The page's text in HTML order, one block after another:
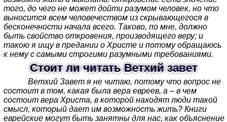
того, до чего не может дойти разумом человек, но что
выносится всем человечеством из скрывающегося в
бесконечности начала всего. Таково, по мне, должно
быть свойство откровения, производящего веру; и
такою я ищу в предании о Христе и потому обращаюсь
к нему с самыми строгими разумными требованиями.
Стоит ли читать Ветхий завет
Ветхий Завет я не читаю, потому что вопрос не
состоит в том, какая была вера евреев, а – в чем
состоит вера Христа, в которой находят люди такой
смысл, который дает им возможность жить? Книги
еврейские могут быть занятны для нас, как объяснение